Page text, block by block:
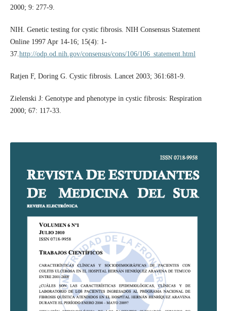
2000; 9: 277-9.
NIH. Genetic testing for cystic fibrosis. NIH Consensus Statement
Online 1997 Apr 14-16; 15(4): 1-
37.http://odp.od.nih.gov/consensus/cons/106/106_statement.html
Ratjen F, Doring G. Cystic fibrosis. Lancet 2003; 361:681-9.
Zielenski J: Genotype and phenotype in cystic fibrosis: Respiration
2000; 67: 117-33.